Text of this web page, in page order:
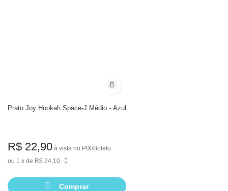
Adicionar à lista de desejos
Prato Joy Hookah Space-J Médio - Azul
1 de R$ 24,10
R$ 22,90 à vista no PIX/Boleto
Comprar